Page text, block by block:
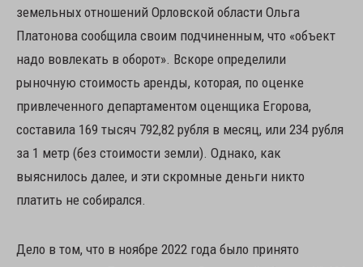
земельных отношений Орловской области Ольга
Платонова сообщила своим подчиненным, что «объект
надо вовлекать в оборот». Вскоре определили
рыночную стоимость аренды, которая, по оценке
привлеченного департаментом оценщика Егорова,
составила 169 тысяч 792,82 рубля в месяц, или 234 рубля
за 1 метр (без стоимости земли). Однако, как
выяснилось далее, и эти скромные деньги никто
платить не собирался.
Дело в том, что в ноябре 2022 года было принято